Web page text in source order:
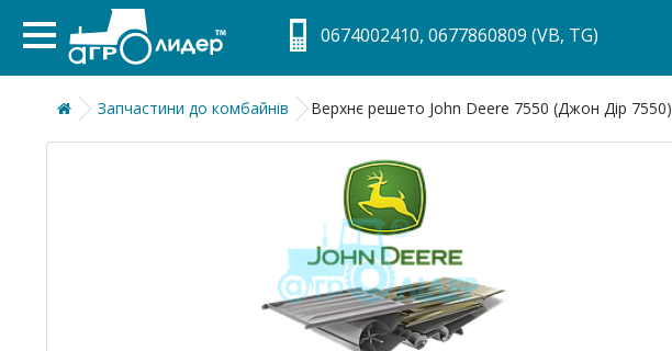
0674002410, 0677860809 (VB, TG)
Запчастини до комбайнів Верхнє решето John Deere 7550 (Джон Дір 7550)